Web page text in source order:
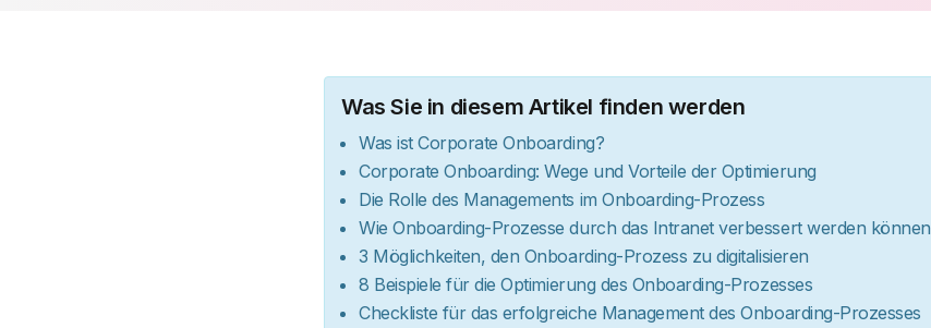
Was Sie in diesem Artikel finden werden
Was ist Corporate Onboarding?
Corporate Onboarding: Wege und Vorteile der Optimierung
Die Rolle des Managements im Onboarding-Prozess
Wie Onboarding-Prozesse durch das Intranet verbessert werden können
3 Möglichkeiten, den Onboarding-Prozess zu digitalisieren
8 Beispiele für die Optimierung des Onboarding-Prozesses
Checkliste für das erfolgreiche Management des Onboarding-Prozesses